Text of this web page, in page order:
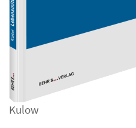
Kulow